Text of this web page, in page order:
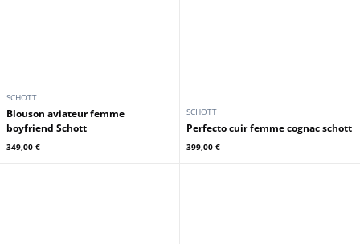
SCHOTT
Blouson aviateur femme
boyfriend Schott
349,00 €
SCHOTT
Perfecto cuir femme cognac schott
399,00 €